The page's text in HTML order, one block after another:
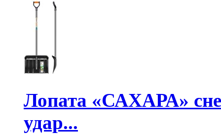
Лопата «САХАРА»
удар...